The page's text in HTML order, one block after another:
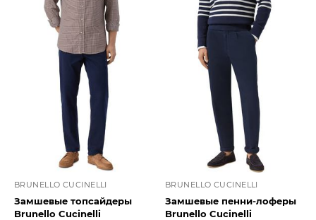
BRUNELLO CUCINELLI
Замшевые топсайдеры
Brunello Cucinelli
BRUNELLO CUCINELLI
Замшевые пенни-лоферы
Brunello Cucinelli